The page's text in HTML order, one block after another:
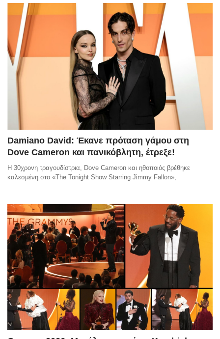
Damiano David: Έκανε πρόταση γάμου στη
Dove Cameron και πανικόβλητη, έτρεξε!
Η 30χρονη τραγουδίστρια, Dove Cameron και ηθοποιός βρέθηκε
καλεσμένη στο «The Tonight Show Starring Jimmy Fallon»,